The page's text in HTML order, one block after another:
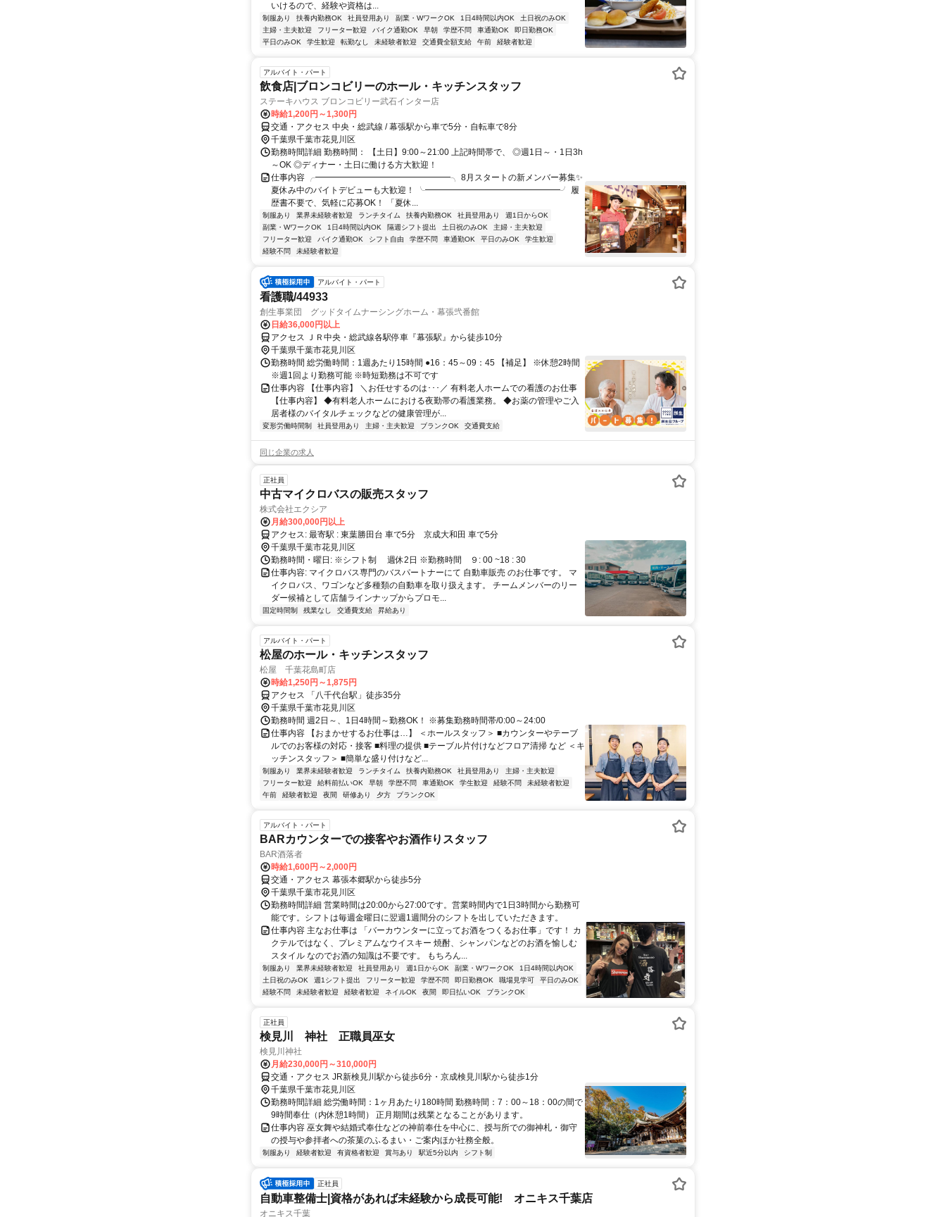
いけるので、経験や資格は...
制服あり 扶養内勤務OK 社員登用あり 副業・WワークOK 1日4時間以内OK
土日祝のみOK
主婦・主夫歓迎
フリーター歓迎 バイク通勤OK 早朝 学歴不問 車通勤OK
即日勤務OK
平日のみOK
学生歓迎 転勤なし 未経験者歓迎 交通費全額支給 午前 経験者歓迎
アルバイト・パート
飲食店|ブロンコビリーのホール・キッチンスタッフ
ステーキハウス ブロンコビリー武石インター店
時給1,200円～1,300円
交通・アクセス 中央・総武線 / 幕張駅から車で5分・自転車で8分
千葉県千葉市花見川区
勤務時間詳細 勤務時間： 【土日】9:00～21:00 上記時間帯で、 ◎週1日～・1日3h
～OK ◎ディナー・土日に働ける方大歓迎！
仕事内容 ╭━━━━━━━━━━━━━━━━╮ 8月スタートの新メンバー募集✨
夏休み中のバイトデビューも大歓迎！ ╰━━━━━━━━━━━━━━━━╯ 履
歴書不要で、気軽に応募OK！ 「夏休...
制服あり 業界未経験者歓迎 ランチタイム 扶養内勤務OK 社員登用あり
週1日からOK
副業・WワークOK
1日4時間以内OK 隔週シフト提出 土日祝のみOK
主婦・主夫歓迎
フリーター歓迎
バイク通勤OK シフト自由 学歴不問 車通勤OK 平日のみOK
学生歓迎
経験不問
未経験者歓迎
アルバイト・パート
看護職/44933
創生事業団 グッドタイムナーシングホーム・幕張弐番館
日給36,000円以上
アクセス ＪＲ中央・総武線各駅停車『幕張駅』から徒歩10分
千葉県千葉市花見川区
勤務時間 総労働時間：1週あたり15時間 ●16：45～09：45 【補足】 ※休憩2時間
※週1回より勤務可能 ※時短勤務は不可です
仕事内容 【仕事内容】 ＼お任せするのは･･･／ 有料老人ホームでの看護のお仕事
【仕事内容】 ◆有料老人ホームにおける夜勤帯の看護業務。 ◆お薬の管理やご入
居者様のバイタルチェックなどの健康管理が...
変形労働時間制 社員登用あり 主婦・主夫歓迎 ブランクOK 交通費支給
同じ企業の求人
正社員
中古マイクロバスの販売スタッフ
株式会社エクシア
月給300,000円以上
アクセス: 最寄駅 : 東葉勝田台 車で5分 京成大和田 車で5分
千葉県千葉市花見川区
勤務時間・曜日: ※シフト制 週休2日 ※勤務時間 ９: 00 ~18 : 30
仕事内容: マイクロバス専門のバスパートナーにて 自動車販売 のお仕事です。 マ
イクロバス、ワゴンなど多種類の自動車を取り扱えます。 チームメンバーのリー
ダー候補として店舗ラインナップからプロモ...
固定時間制 残業なし 交通費支給 昇給あり
アルバイト・パート
松屋のホール・キッチンスタッフ
松屋 千葉花島町店
時給1,250円～1,875円
アクセス 「八千代台駅」徒歩35分
千葉県千葉市花見川区
勤務時間 週2日～、1日4時間～勤務OK！ ※募集勤務時間帯/0:00～24:00
仕事内容 【おまかせするお仕事は…】 ＜ホールスタッフ＞ ■カウンターやテーブ
ルでのお客様の対応・接客 ■料理の提供 ■テーブル片付けなどフロア清掃 など ＜キ
ッチンスタッフ＞ ■簡単な盛り付けなど...
制服あり 業界未経験者歓迎 ランチタイム 扶養内勤務OK 社員登用あり
主婦・主夫歓迎
フリーター歓迎
給料前払いOK 早朝 学歴不問 車通勤OK 学生歓迎 経験不問
未経験者歓迎
午前
経験者歓迎 夜間 研修あり 夕方 ブランクOK
アルバイト・パート
BARカウンターでの接客やお酒作りスタッフ
BAR酒落者
時給1,600円～2,000円
交通・アクセス 幕張本郷駅から徒歩5分
千葉県千葉市花見川区
勤務時間詳細 営業時間は20:00から27:00です。営業時間内で1日3時間から勤務可
能です。シフトは毎週金曜日に翌週1週間分のシフトを出していただきます。
仕事内容 主なお仕事は 「バーカウンターに立ってお酒をつくるお仕事」です！ カ
クテルではなく、プレミアムなウイスキー 焼酎、シャンパンなどのお酒を愉しむ
スタイル なのでお酒の知識は不要です。 もちろん...
制服あり 業界未経験者歓迎 社員登用あり 週1日からOK 副業・WワークOK
1日4時間以内OK
土日祝のみOK
週1シフト提出 フリーター歓迎 学歴不問 即日勤務OK 職場見学可
平日のみOK
経験不問
未経験者歓迎 経験者歓迎 ネイルOK 夜間 即日払いOK ブランクOK
正社員
検見川 神社 正職員巫女
検見川神社
月給230,000円～310,000円
交通・アクセス JR新検見川駅から徒歩6分・京成検見川駅から徒歩1分
千葉県千葉市花見川区
勤務時間詳細 総労働時間：1ヶ月あたり180時間 勤務時間：7：00～18：00の間で
9時間奉仕（内休憩1時間） 正月期間は残業となることがあります。
仕事内容 巫女舞や結婚式奉仕などの神前奉仕を中心に、授与所での御神札・御守
の授与や参拝者への茶菓のふるまい・ご案内ほか社務全般。
制服あり 経験者歓迎 有資格者歓迎 賞与あり 駅近5分以内 シフト制
正社員
自動車整備士|資格があれば未経験から成長可能! オニキス千葉店
オニキス千葉